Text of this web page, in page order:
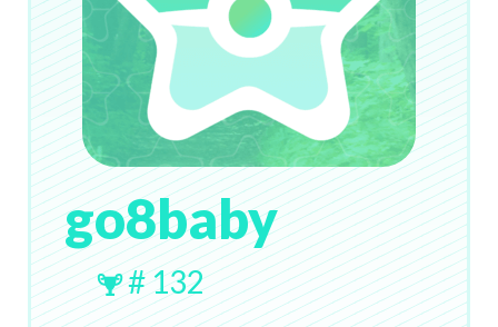
go8baby
# 132